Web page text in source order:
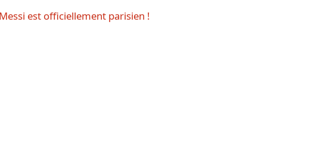
est officiellement parisien !